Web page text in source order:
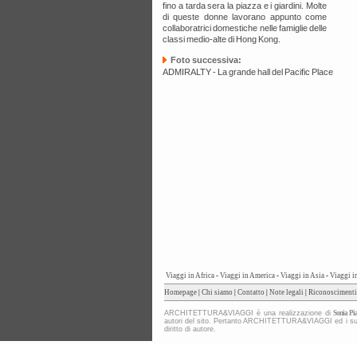
fino a tarda sera la piazza e i giardini. Molte
di queste donne lavorano appunto come
collaboratrici domestiche nelle famiglie delle
classi medio-alte di Hong Kong.
Foto successiva:
ADMIRALTY - La grande hall del Pacific Place
Viaggi in Africa - Viaggi in America - Viaggi in Asia - Viaggi
Homepage Chi siamo Contatto Note legali Riconoscimenti
ARCHITETTURA&VIAGGI è una realizzazione diSonia
autori del sito. Pertanto ARCHITETTURA&VIAGGI ed i
diritto di autore.